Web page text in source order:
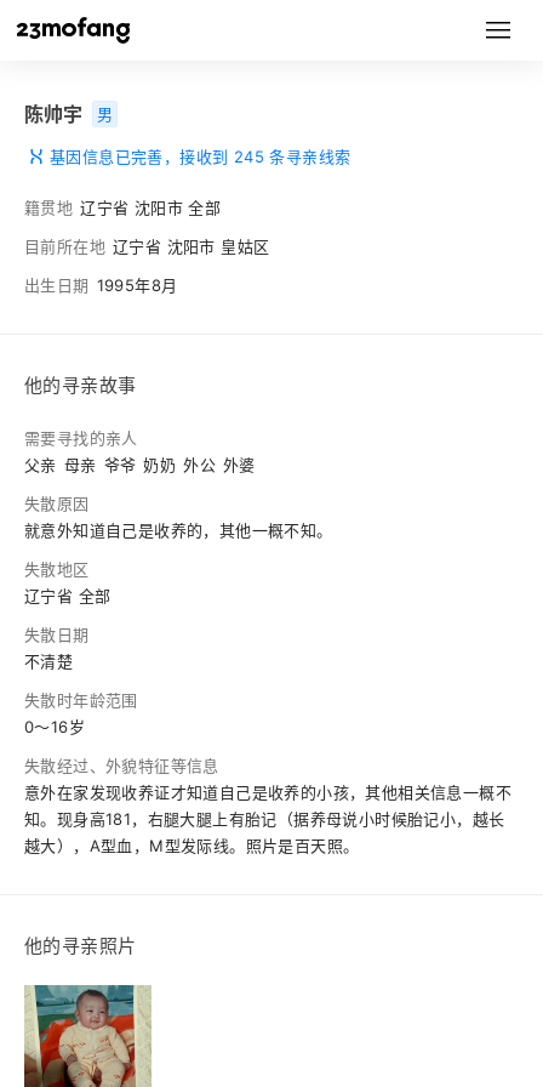
陈帅宇 男
基因信息已完善，接收到 245 条寻亲线索
籍贯地 辽宁省 沈阳市 全部
目前所在地 辽宁省 沈阳市 皇姑区
出生日期 1995年8月
他的寻亲故事
需要寻找的亲人
父亲 母亲 爷爷 奶奶 外公 外婆
失散原因
就意外知道自己是收养的，其他一概不知。
失散地区
辽宁省 全部
失散日期
不清楚
失散时年龄范围
0～16岁
失散经过、外貌特征等信息
意外在家发现收养证才知道自己是收养的小孩，其他相关信息一概不
知。现身高181，右腿大腿上有胎记（据养母说小时候胎记小，越长
越大），A型血，M型发际线。照片是百天照。
他的寻亲照片